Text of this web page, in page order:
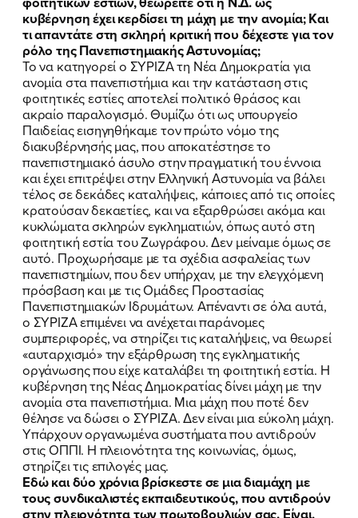
κυβέρνηση έχει κερδίσει τη μάχη με την ανομία; Και
τι απαντάτε στη σκληρή κριτική που δέχεστε για τον
ρόλο της Πανεπιστημιακής Αστυνομίας;
Το να κατηγορεί ο ΣΥΡΙΖΑ τη Νέα Δημοκρατία για
ανομία στα πανεπιστήμια και την κατάσταση στις
φοιτητικές εστίες αποτελεί πολιτικό θράσος και
ακραίο παραλογισμό. Θυμίζω ότι ως υπουργείο
Παιδείας εισηγηθήκαμε τον πρώτο νόμο της
διακυβέρνησής μας, που αποκατέστησε το
πανεπιστημιακό άσυλο στην πραγματική του έννοια
και έχει επιτρέψει στην Ελληνική Αστυνομία να βάλει
τέλος σε δεκάδες καταλήψεις, κάποιες από τις οποίες
κρατούσαν δεκαετίες, και να εξαρθρώσει ακόμα και
κυκλώματα σκληρών εγκληματιών, όπως αυτό στη
φοιτητική εστία του Ζωγράφου. Δεν μείναμε όμως σε
αυτό. Προχωρήσαμε με τα σχέδια ασφαλείας των
πανεπιστημίων, που δεν υπήρχαν, με την ελεγχόμενη
πρόσβαση και με τις Ομάδες Προστασίας
Πανεπιστημιακών Ιδρυμάτων. Απέναντι σε όλα αυτά,
ο ΣΥΡΙΖΑ επιμένει να ανέχεται παράνομες
συμπεριφορές, να στηρίζει τις καταλήψεις, να θεωρεί
«αυταρχισμό» την εξάρθρωση της εγκληματικής
οργάνωσης που είχε καταλάβει τη φοιτητική εστία. Η
κυβέρνηση της Νέας Δημοκρατίας δίνει μάχη με την
ανομία στα πανεπιστήμια. Μια μάχη που ποτέ δεν
θέλησε να δώσει ο ΣΥΡΙΖΑ. Δεν είναι μια εύκολη μάχη.
Υπάρχουν οργανωμένα συστήματα που αντιδρούν
στις ΟΠΠΙ. Η πλειονότητα της κοινωνίας, όμως,
στηρίζει τις επιλογές μας.
Eδώ και δύο χρόνια βρίσκεστε σε μια διαμάχη με
τους συνδικαλιστές εκπαιδευτικούς, που αντιδρούν
στην πλειονότητα των πρωτοβουλιών σας. Είναι,